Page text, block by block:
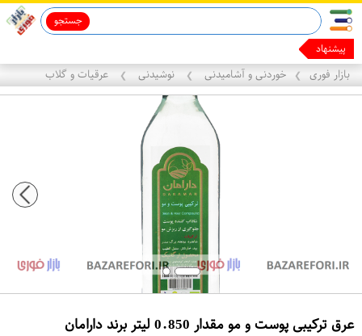
جستجو
پیشنهادهای ما رو
بازار فوری ❯ خوردنی و آشامیدنی ❯ نوشیدنی ❯ عرقیات و گلاب
عرق ترکیبی پوست و مو مقدار 0.850 لیتر برند دارامان